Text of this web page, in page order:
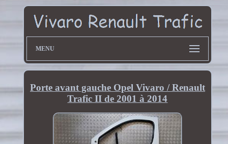
MENU
Porte avant gauche Opel Vivaro / Renault
Trafic II de 2001 à 2014